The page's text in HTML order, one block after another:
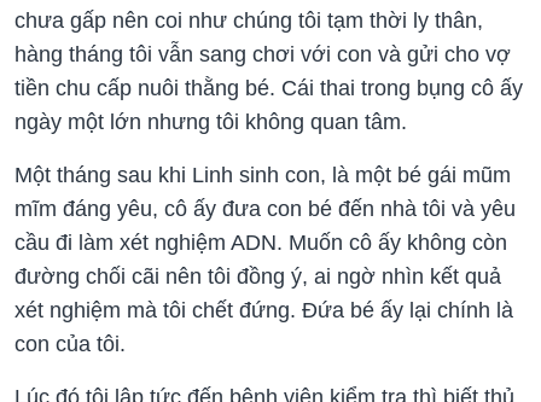
chưa gấp nên coi như chúng tôi tạm thời ly thân,
hàng tháng tôi vẫn sang chơi với con và gửi cho vợ
tiền chu cấp nuôi thằng bé. Cái thai trong bụng cô ấy
ngày một lớn nhưng tôi không quan tâm.
Một tháng sau khi Linh sinh con, là một bé gái mũm
mĩm đáng yêu, cô ấy đưa con bé đến nhà tôi và yêu
cầu đi làm xét nghiệm ADN. Muốn cô ấy không còn
đường chối cãi nên tôi đồng ý, ai ngờ nhìn kết quả
xét nghiệm mà tôi chết đứng. Đứa bé ấy lại chính là
con của tôi.
Lúc đó tôi lập tức đến bệnh viện kiểm tra thì biết thủ